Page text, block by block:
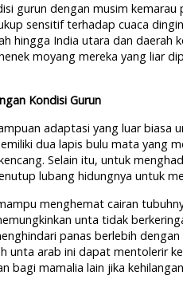
gurun dengan musim
sensitif terhadap cuaca
hingga India utara dan daerah
moyang mereka yang liar
Kondisi Gurun
adaptasi yang luar biasa
dua lapis bulu mata yang
Selain itu, untuk
lubang hidungnya untuk
menghemat cairan
unta tidak
panas berlebih
unta arab ini dapat mentolerir
bagi mamalia lain jika